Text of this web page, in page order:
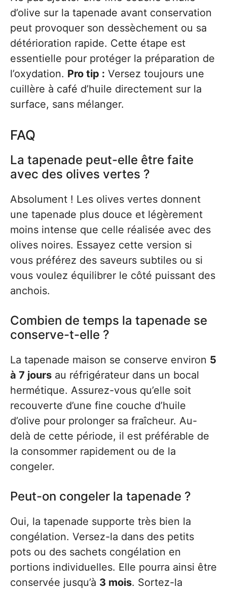
d’olive sur la tapenade avant conservation
peut provoquer son dessèchement ou sa
détérioration rapide. Cette étape est
essentielle pour protéger la préparation de
l’oxydation. Pro tip : Versez toujours une
cuillère à café d’huile directement sur la
surface, sans mélanger.
FAQ
La tapenade peut-elle être faite
avec des olives vertes ?
Absolument ! Les olives vertes donnent
une tapenade plus douce et légèrement
moins intense que celle réalisée avec des
olives noires. Essayez cette version si
vous préférez des saveurs subtiles ou si
vous voulez équilibrer le côté puissant des
anchois.
Combien de temps la tapenade se
conserve-t-elle ?
La tapenade maison se conserve environ 5
à 7 jours au réfrigérateur dans un bocal
hermétique. Assurez-vous qu’elle soit
recouverte d’une fine couche d’huile
d’olive pour prolonger sa fraîcheur. Au-
delà de cette période, il est préférable de
la consommer rapidement ou de la
congeler.
Peut-on congeler la tapenade ?
Oui, la tapenade supporte très bien la
congélation. Versez-la dans des petits
pots ou des sachets congélation en
portions individuelles. Elle pourra ainsi être
conservée jusqu’à 3 mois. Sortez-la